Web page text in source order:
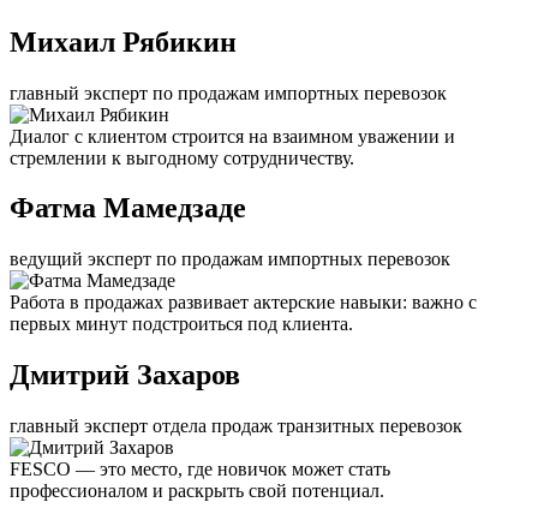
Михаил Рябикин
главный эксперт по продажам импортных перевозок
Диалог с клиентом строится на взаимном уважении и
стремлении к выгодному сотрудничеству.
Фатма Мамедзаде
ведущий эксперт по продажам импортных перевозок
Работа в продажах развивает актерские навыки: важно с
первых минут подстроиться под клиента.
Дмитрий Захаров
главный эксперт отдела продаж транзитных перевозок
FESCO — это место, где новичок может стать
профессионалом и раскрыть свой потенциал.